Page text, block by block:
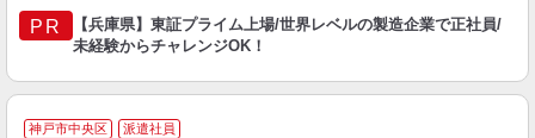
PR
【兵庫県】東証プライム上場/世界レベルの製造企業で正社員/
未経験からチャレンジOK！
神戸市中央区 派遣社員